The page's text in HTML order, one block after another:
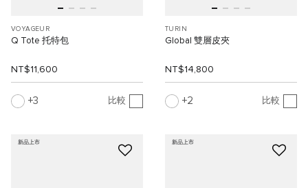
VOYAGEUR
Q Tote 托特包
NT$11,600
3 比較
TURIN
Global 雙層皮夾
NT$14,800
2 比較
新品上市 新品上市